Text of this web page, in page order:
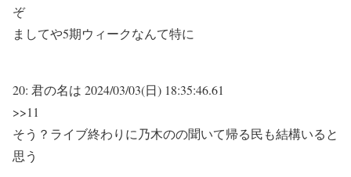
ぞ
ましてや5期ウィークなんて特に
20: 君の名は 2024/03/03(日) 18:35:46.61
>>11
そう？ライブ終わりに乃木のの聞いて帰る民も結構いると
思う